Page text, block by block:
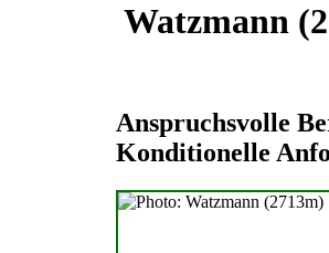
Watzmann
Anspruchsvolle
Konditionelle